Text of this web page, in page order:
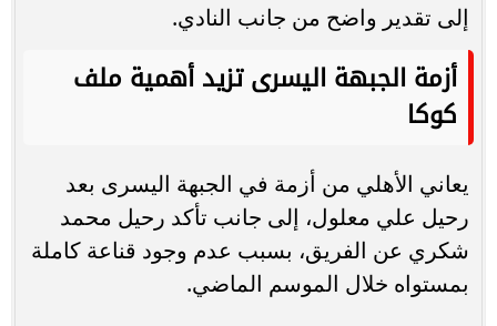
إلى تقدير واضح من جانب النادي.
أزمة الجبهة اليسرى تزيد أهمية ملف
كوكا
يعاني الأهلي من أزمة في الجبهة اليسرى بعد
رحيل علي معلول، إلى جانب تأكد رحيل محمد
شكري عن الفريق، بسبب عدم وجود قناعة كاملة
بمستواه خلال الموسم الماضي.